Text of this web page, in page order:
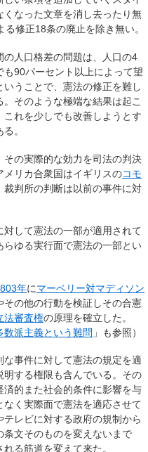
なった文章を消し去ったり無
修正18条の廃止を除き無い。
人口格差の問題は、人口の4
90パーセント以上によって望
うことで、憲法の修正を難し
そのような極端な結果は起こ
れを少しでも改善しようとす
。
の実際的な効力を司法の判決
リカ合衆国はイギリスのコモ
裁判所の判断は以前の事件に対
して憲法の一部が適用されて
ゆる実行面で憲法の一部とい
年にマーベリー対マディソン
の他の行動を検証しその合憲
法審査権の原理を確立した。
数派主義という難問 」も参照）
事件に対して憲法の規定を適
する権限も含んでいる。その
的また社会的条件に影響を与
く実際面で憲法を適応させて
レビに対する政府の規制から
文そのものを変えないまで
る筋道を変えて来た。